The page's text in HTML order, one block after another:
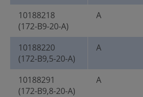
10188218
(172-B9-20-A)
A
10188220
(172-B9,5-20-A)
A
10188291
(172-B9,8-20-A)
A